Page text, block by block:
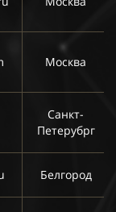
Москва
Санкт-
Петерубрг
Белгород